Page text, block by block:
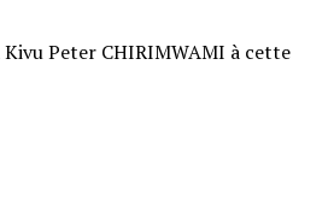
Peter CHIRIMWAMI à cette